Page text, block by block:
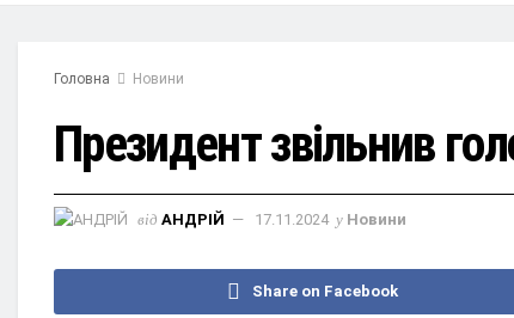
Головна Новини
Президент звільнив
від АНДРІЙ 17.11.2024 у Новини
Share on Facebook